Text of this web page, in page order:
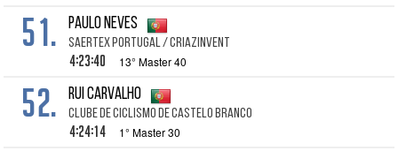
51. Paulo Neves
SAERTEX Portugal / CRIAZinvent
4:23:40 13° Master 40
52. Rui Carvalho
Clube de Ciclismo de Castelo Branco
4:24:14 1° Master 30